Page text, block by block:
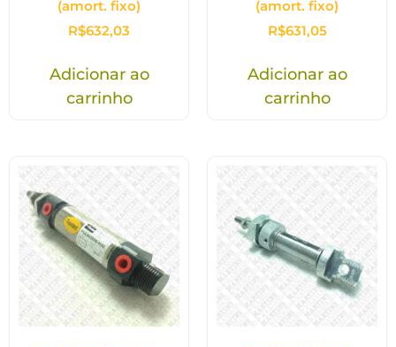
(amort. fixo)
R$632,03
Adicionar ao
carrinho
(amort. fixo)
R$631,05
Adicionar ao
carrinho